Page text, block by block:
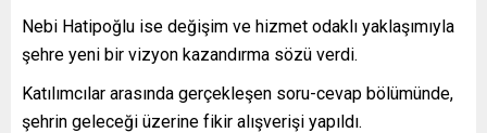
Nebi Hatipoğlu ise değişim ve hizmet odaklı yaklaşımıyla
şehre yeni bir vizyon kazandırma sözü verdi.
Katılımcılar arasında gerçekleşen soru-cevap bölümünde,
şehrin geleceği üzerine fikir alışverişi yapıldı.